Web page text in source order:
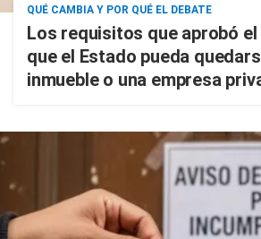
QUÉ CAMBIA Y POR QUÉ EL DEBATE
Los requisitos que aprobó el
que el Estado pueda
inmueble o una empresa